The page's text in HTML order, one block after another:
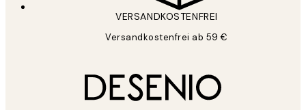
VERSANDKOSTENFREI
Versandkostenfrei ab 59 €